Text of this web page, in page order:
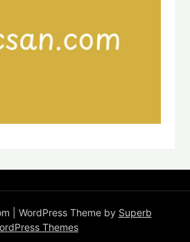
| WordPress Theme by Superb
Themes